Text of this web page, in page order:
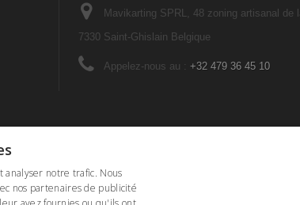
Mavikarting SPRL, 48 zoning artisanal de
7330 Saint-Ghislain Belgique
Appelez-nous au : +32 479 36 45 10
analyser notre trafic. Nous
nos partenaires de publicité